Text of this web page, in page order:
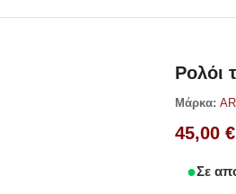
Ρολόι
Μάρκα:
45,00 €
Σε